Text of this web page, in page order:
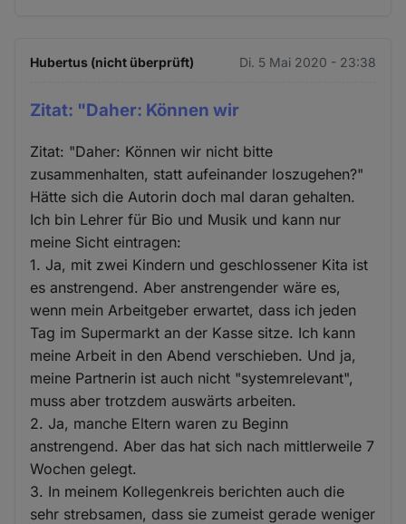
Hubertus (nicht überprüft) Di. 5 Mai 2020 - 23:38
Zitat: "Daher: Können wir
Zitat: "Daher: Können wir nicht bitte
zusammenhalten, statt aufeinander loszugehen?"
Hätte sich die Autorin doch mal daran gehalten.
Ich bin Lehrer für Bio und Musik und kann nur
meine Sicht eintragen:
1. Ja, mit zwei Kindern und geschlossener Kita ist
es anstrengend. Aber anstrengender wäre es,
wenn mein Arbeitgeber erwartet, dass ich jeden
Tag im Supermarkt an der Kasse sitze. Ich kann
meine Arbeit in den Abend verschieben. Und ja,
meine Partnerin ist auch nicht "systemrelevant",
muss aber trotzdem auswärts arbeiten.
2. Ja, manche Eltern waren zu Beginn
anstrengend. Aber das hat sich nach mittlerweile 7
Wochen gelegt.
3. In meinem Kollegenkreis berichten auch die
sehr strebsamen, dass sie zumeist gerade weniger